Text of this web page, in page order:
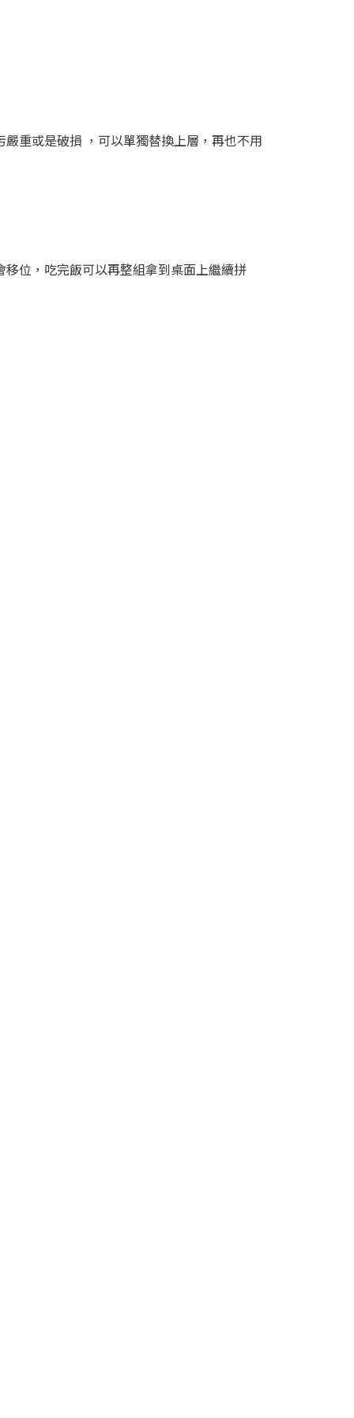
重或是破損 ，可以單獨替換上層，再也不用
位，吃完飯可以再整組拿到桌面上繼續拼